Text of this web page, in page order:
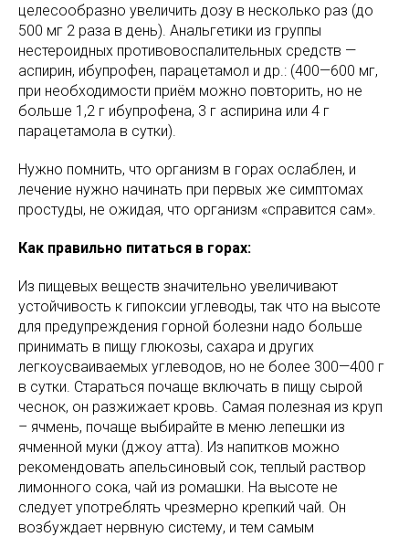
целесообразно увеличить дозу в несколько раз (до
500 мг 2 раза в день). Анальгетики из группы
нестероидных противовоспалительных средств —
аспирин, ибупрофен, парацетамол и др.: (400—600 мг,
при необходимости приём можно повторить, но не
больше 1,2 г ибупрофена, 3 г аспирина или 4 г
парацетамола в сутки).
Нужно помнить, что организм в горах ослаблен, и
лечение нужно начинать при первых же симптомах
простуды, не ожидая, что организм «справится сам».
Как правильно питаться в горах:
Из пищевых веществ значительно увеличивают
устойчивость к гипоксии углеводы, так что на высоте
для предупреждения горной болезни надо больше
принимать в пищу глюкозы, сахара и других
легкоусваиваемых углеводов, но не более 300—400 г
в сутки. Стараться почаще включать в пищу сырой
чеснок, он разжижает кровь. Самая полезная из круп
– ячмень, почаще выбирайте в меню лепешки из
ячменной муки (джоу атта). Из напитков можно
рекомендовать апельсиновый сок, теплый раствор
лимонного сока, чай из ромашки. На высоте не
следует употреблять чрезмерно крепкий чай. Он
возбуждает нервную систему, и тем самым